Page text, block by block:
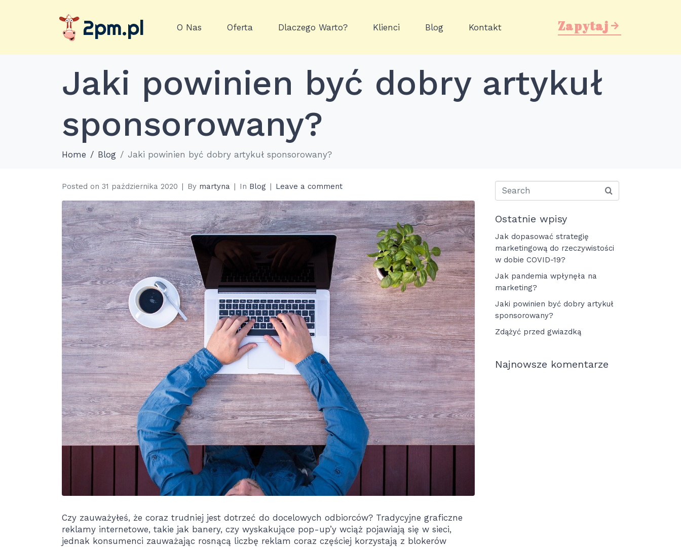
O Nas Oferta Dlaczego Warto? Klienci Blog Kontakt Zapytaj
Jaki powinien być dobry artykuł
sponsorowany?
Home Blog Jaki powinien być dobry artykuł sponsorowany?
Posted on 31 października 2020 By martyna In Blog Leave a comment
Czy zauważyłeś, że coraz trudniej jest dotrzeć do docelowych odbiorców? Tradycyjne graficzne
reklamy internetowe, takie jak banery, czy wyskakujące pop-up’y wciąż pojawiają się w sieci,
jednak konsumenci zauważając rosnącą liczbę reklam coraz częściej korzystają z blokerów
Ostatnie wpisy
Jak dopasować strategię
marketingową do rzeczywistości
w dobie COVID-19?
Jak pandemia wpłynęła na
marketing?
Jaki powinien być dobry artykuł
sponsorowany?
Zdążyć przed gwiazdką
Najnowsze komentarze